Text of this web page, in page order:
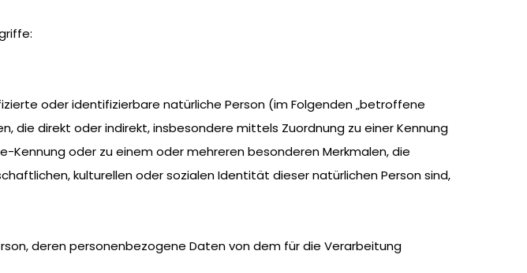
oder identifizierbare natürliche Person (im Folgenden „betroffene
die direkt oder indirekt, insbesondere mittels Zuordnung zu einer Kennung
Kennung oder zu einem oder mehreren besonderen Merkmalen, die
kulturellen oder sozialen Identität dieser natürlichen Person sind,
deren personenbezogene Daten von dem für die Verarbeitung